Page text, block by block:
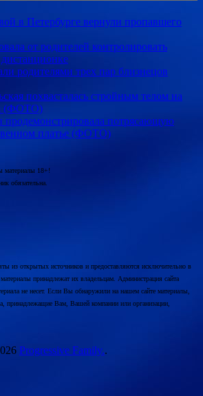
в Петербурге вернули пропавшего
от родителей контролировать
родителями трех пар близнецов
похвасталась стройным телом на
(ФОТО)
потрясающую
платье (ФОТО)
материалы 18+!
обязательна.
из открытых источников и предоставляются исключительно в
принадлежат их владельцам. Администрация сайта
не несет. Если Вы обнаружили на нашем сайте материалы,
принадлежащие Вам, Вашей компании или организации,
Progressive Family..